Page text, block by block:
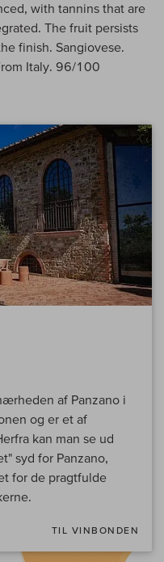
with tannins that are
The fruit persists
finish. Sangiovese.
Italy. 96/100
af Panzano i
og er et af
kan man se ud
syd for Panzano,
for de pragtfulde
TIL VINBONDEN